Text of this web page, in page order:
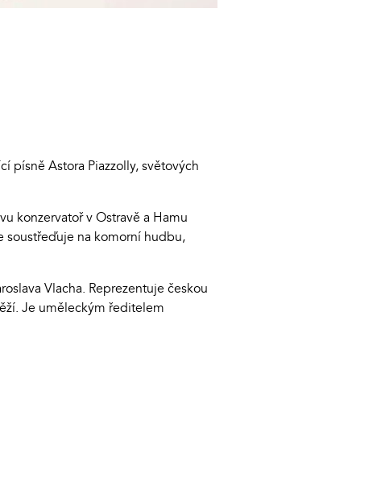
písně Astora Piazzolly, světových
konzervatoř v Ostravě a Hamu
soustřeďuje na komorní hudbu,
Vlacha. Reprezentuje českou
Je uměleckým ředitelem